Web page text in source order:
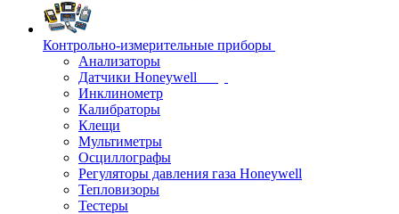
Контрольно-измерительные приборы
Анализаторы
Датчики Honeywell
Инклинометр
Калибраторы
Клещи
Мультиметры
Осциллографы
Регуляторы давления газа Honeywell
Тепловизоры
Тестеры